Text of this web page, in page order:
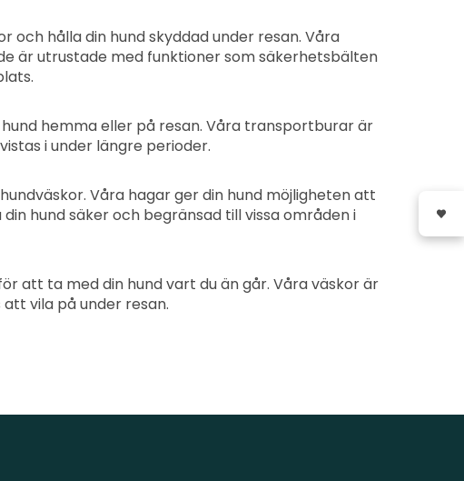
hålla din hund skyddad under resan. Våra
är utrustade med funktioner som säkerhetsbälten
hemma eller på resan. Våra transportburar är
i under längre perioder.
Våra hagar ger din hund möjligheten att
hund säker och begränsad till vissa områden i
att ta med din hund vart du än går. Våra väskor är
vila på under resan.